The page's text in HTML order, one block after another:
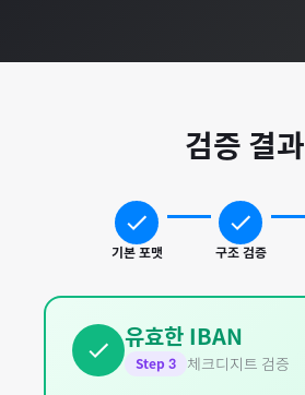
검증 결과
기본 포맷 구조 검증
유효한 IBAN
Step 3 체크디지트 검증